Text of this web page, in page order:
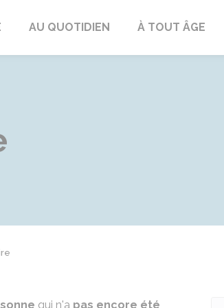
AU QUOTIDIEN À TOUT ÂGE
qui n'a pas encore été